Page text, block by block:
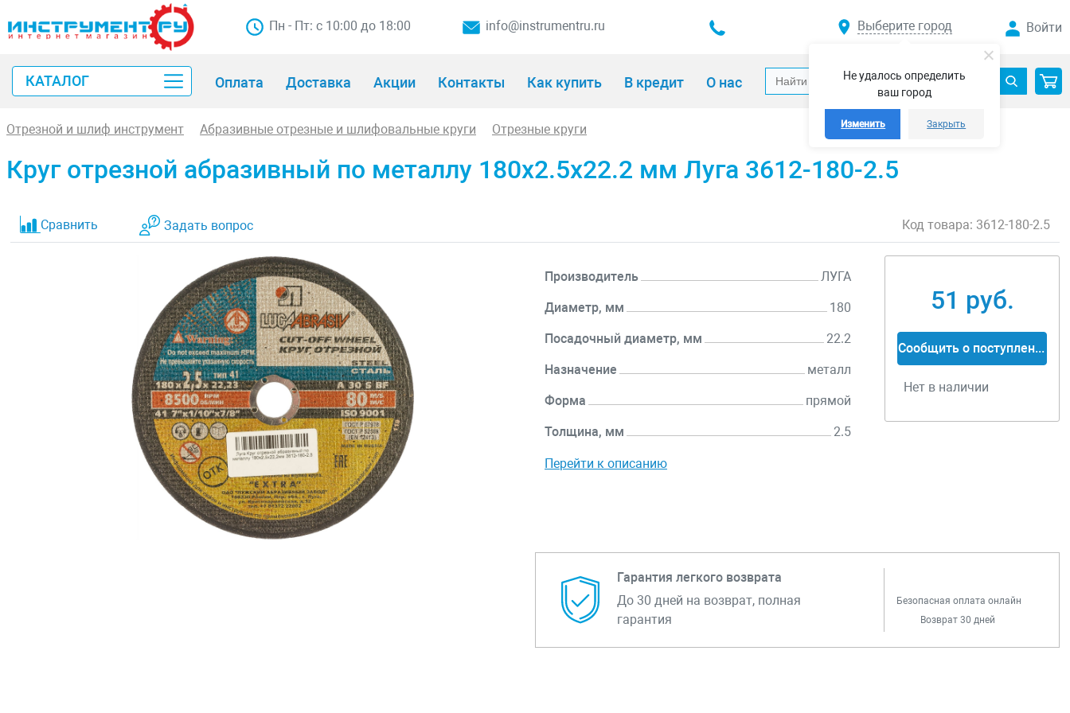
Не удалось определить
ваш город
Изменить Закрыть
Пн - Пт: с 10:00 до 18:00 info@instrumentru.ru Выберите город Войти
КАТАЛОГ Оплата Доставка Акции Контакты Как купить В кредит О нас
Отрезной и шлиф инструмент Абразивные отрезные и шлифовальные круги Отрезные круги
Круг отрезной абразивный по металлу 180x2.5x22.2 мм Луга 3612-180-2.5
Сравнить Задать вопрос Код товара: 3612-180-2.5
Производитель ЛУГА
Диаметр, мм 180
Посадочный диаметр, мм 22.2
Назначение металл
Форма прямой
Толщина, мм 2.5
Перейти к описанию
51 руб.
Сообщить о поступлении
Нет в наличии
Гарантия легкого возврата
До 30 дней на возврат, полная
гарантия
Безопасная оплата онлайн
Возврат 30 дней